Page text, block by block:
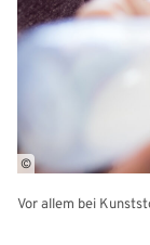
©
Vor allem bei